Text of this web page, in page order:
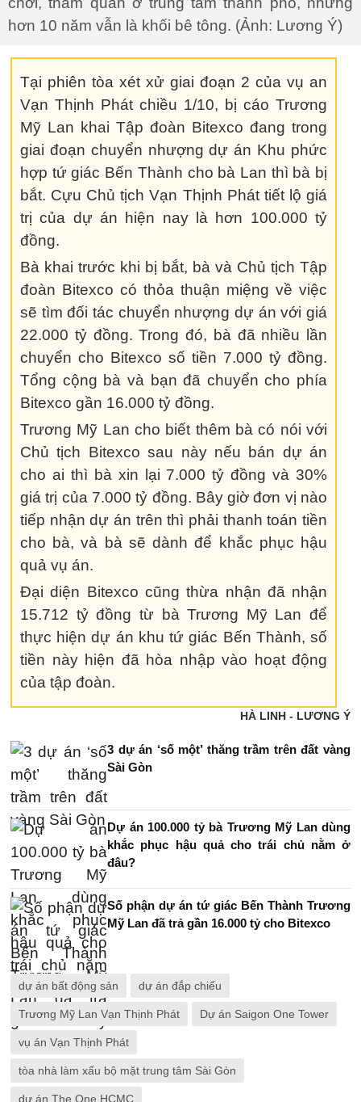
hơn 10 năm vẫn là khối bê tông. (Ảnh: Lương Ý)
Tại phiên tòa xét xử giai đoạn 2 của vụ an
Vạn Thịnh Phát chiều 1/10, bị cáo Trương
Mỹ Lan khai Tập đoàn Bitexco đang trong
giai đoạn chuyển nhượng dự án Khu phức
hợp tứ giác Bến Thành cho bà Lan thì bà bị
bắt. Cựu Chủ tịch Vạn Thịnh Phát tiết lộ giá
trị của dự án hiện nay là hơn 100.000 tỷ
đồng.
Bà khai trước khi bị bắt, bà và Chủ tịch Tập
đoàn Bitexco có thỏa thuận miệng về việc
sẽ tìm đối tác chuyển nhượng dự án với giá
22.000 tỷ đồng. Trong đó, bà đã nhiều lần
chuyển cho Bitexco số tiền 7.000 tỷ đồng.
Tổng cộng bà và bạn đã chuyển cho phía
Bitexco gần 16.000 tỷ đồng.
Trương Mỹ Lan cho biết thêm bà có nói với
Chủ tịch Bitexco sau này nếu bán dự án
cho ai thì bà xin lại 7.000 tỷ đồng và 30%
giá trị của 7.000 tỷ đồng. Bây giờ đơn vị nào
tiếp nhận dự án trên thì phải thanh toán tiền
cho bà, và bà sẽ dành để khắc phục hậu
quả vụ án.
Đại diện Bitexco cũng thừa nhận đã nhận
15.712 tỷ đồng từ bà Trương Mỹ Lan để
thực hiện dự án khu tứ giác Bến Thành, số
tiền này hiện đã hòa nhập vào hoạt động
của tập đoàn.
HÀ LINH - LƯƠNG Ý
3 dự án ‘số một’ thăng trầm trên đất vàng
Sài Gòn
Dự án 100.000 tỷ bà Trương Mỹ Lan dùng
khắc phục hậu quả cho trái chủ nằm ở
đâu?
Số phận dự án tứ giác Bến Thành Trương
Mỹ Lan đã trả gần 16.000 tỷ cho Bitexco
dự án bất động sản dự án đắp chiếu
Trương Mỹ Lan Vạn Thịnh Phát Dự án Saigon One Tower
vụ án Vạn Thịnh Phát
tòa nhà làm xấu bộ mặt trung tâm Sài Gòn
dự án The One HCMC